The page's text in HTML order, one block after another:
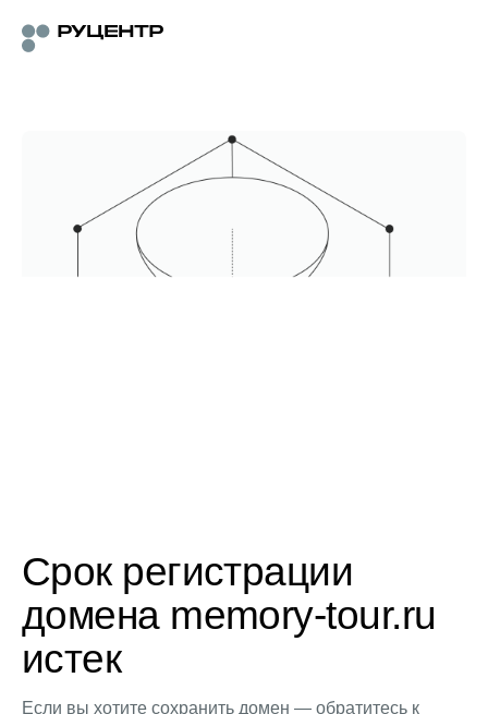
Срок регистрации
домена memory-tour.ru
истек
Если вы хотите сохранить домен — обратитесь к